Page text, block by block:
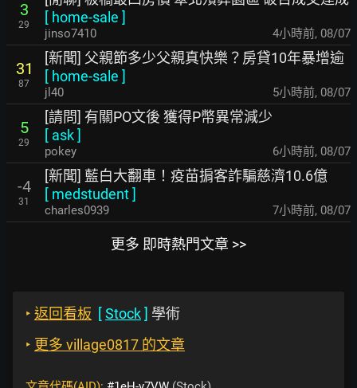
3
29
[ home-sale ]
jinso7410 4小時前, 08/07
31
87
[新聞] 父親節多少父親真快樂？房貸10年暴增逾
[ home-sale ]
jl40 5小時前, 08/07
5
29
[請問] 有關PO文後 獲得P幣異常減少
[ ask]
pokey 6小時前, 08/07
-4
31
[新聞] 藍白大翻車！疫苗掮客詐騙慈濟10.6億
[ medstudent]
charles0939 7小時前, 08/07
更多 即時熱門文章 >>
‣ 返回看板 [Stock] 學術
‣ 更多 village0817 的文章